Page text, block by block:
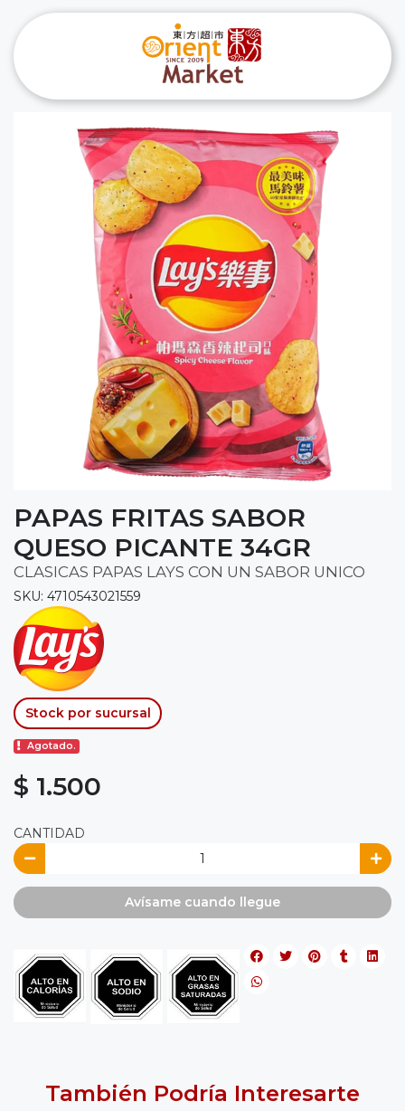
PAPAS FRITAS SABOR
QUESO PICANTE 34GR
CLASICAS PAPAS LAYS CON UN SABOR UNICO
SKU: 4710543021559
Stock por sucursal
Agotado.
$ 1.500
CANTIDAD
Avísame cuando llegue
También Podría Interesarte